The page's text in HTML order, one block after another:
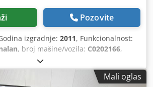
Pozovite
izgradnje: 2011, Funkcionalnost:
, broj mašine/vozila: C0202166,
Mali oglas